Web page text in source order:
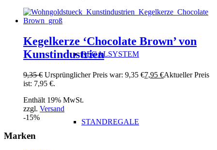
REGALSYSTEM
STANDREGALE
Kegelkerze ‘Chocolate Brown’ von
Kunstindustrien
9,35€ Ursprünglicher Preis war: 9,35 €7,95 €Aktueller Preis
ist: 7,95 €.
Enthält 19% MwSt.
zzgl. Versand
-15%
Marken